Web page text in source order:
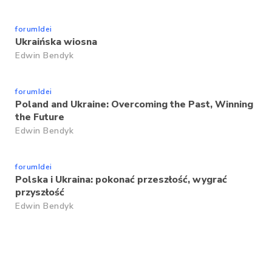
forumIdei
Ukraińska wiosna
Edwin Bendyk
forumIdei
Poland and Ukraine: Overcoming the Past, Winning
the Future
Edwin Bendyk
forumIdei
Polska i Ukraina: pokonać przeszłość, wygrać
przyszłość
Edwin Bendyk